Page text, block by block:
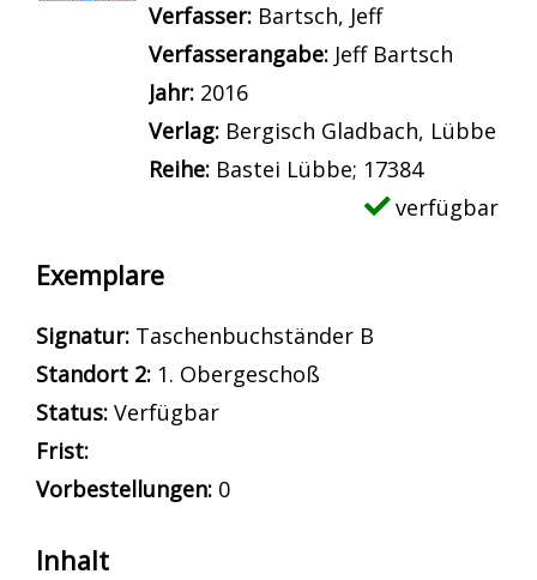
Verfasser: Suche nach diesem
Bartsch, Jeff
Verfasserangabe: Jeff Bartsch
Jahr: 2016
Verlag: Bergisch Gladbach, Lübbe
Reihe: Bastei Lübbe; 17384
verfügbar
Exemplare
Signatur: Taschenbuchständer B
Standort 2: 1. Obergeschoß
Status: Verfügbar
Frist:
Vorbestellungen: 0
Inhalt